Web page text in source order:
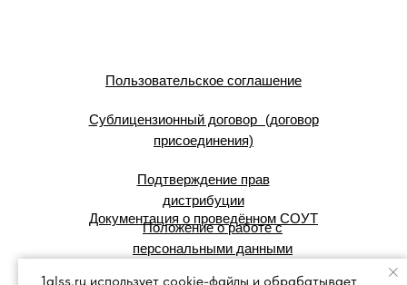
Пользовательское соглашение
Сублицензионный договор (договор
присоединения)
Подтверждение прав
дистрибуции
Документация о проведённом СОУТ
Положение о работе с
персональными данными
1glss.ru использует cookie-файлы и обрабатывает